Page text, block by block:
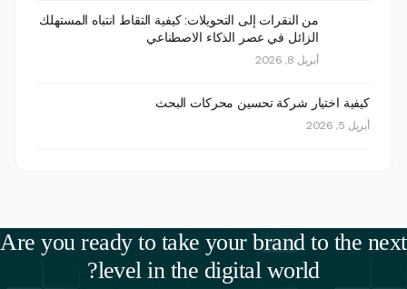
من النقرات إلى التحويلات: كيفية التقاط انتباه المستهلك
الزائل في عصر الذكاء الاصطناعي
أبريل 8, 2026
كيفية اختيار شركة تحسين محركات البحث
أبريل 5, 2026
Are you ready to take your brand to the next
level in the digital world?